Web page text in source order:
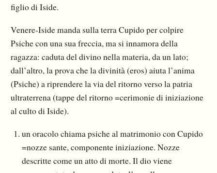
figlio di Iside.
Venere-Iside manda sulla terra Cupido per colpire
Psiche con una sua freccia, ma si innamora della
ragazza: caduta del divino nella materia, da un lato;
dall’altro, la prova che la divinità (eros) aiuta l’anima
(Psiche) a riprendere la via del ritorno verso la patria
ultraterrena (tappe del ritorno =cerimonie di iniziazione
al culto di Iside).
un oracolo chiama psiche al matrimonio con Cupido
=nozze sante, componente iniziazione. Nozze
descritte come un atto di morte. Il dio viene